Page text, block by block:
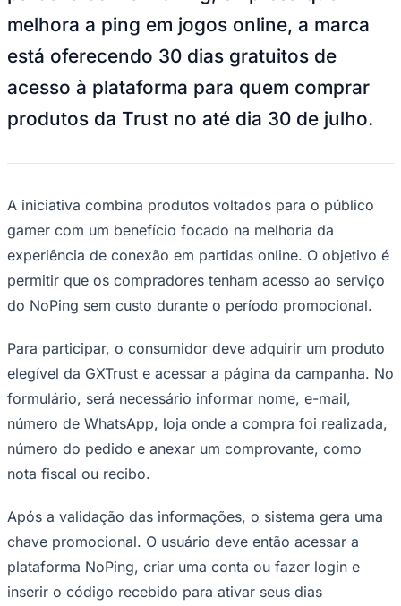
NFL
UFC
MLB
Atletismo
Brasileirão Série A
Brasileirão Série B
Copa do Brasil
Libertadores
Sul-Americana
Copa América
Premier League
La Liga
Bundesliga
Mundial 2026
Times - Ir direto
melhora a ping em jogos online, a marca
está oferecendo 30 dias gratuitos de
acesso à plataforma para quem comprar
produtos da Trust no até dia 30 de julho.
A iniciativa combina produtos voltados para o público
gamer com um benefício focado na melhoria da
experiência de conexão em partidas online. O objetivo é
permitir que os compradores tenham acesso ao serviço
do NoPing sem custo durante o período promocional.
Para participar, o consumidor deve adquirir um produto
elegível da GXTrust e acessar a página da campanha. No
formulário, será necessário informar nome, e-mail,
número de WhatsApp, loja onde a compra foi realizada,
número do pedido e anexar um comprovante, como
nota fiscal ou recibo.
Após a validação das informações, o sistema gera uma
chave promocional. O usuário deve então acessar a
plataforma NoPing, criar uma conta ou fazer login e
inserir o código recebido para ativar seus dias